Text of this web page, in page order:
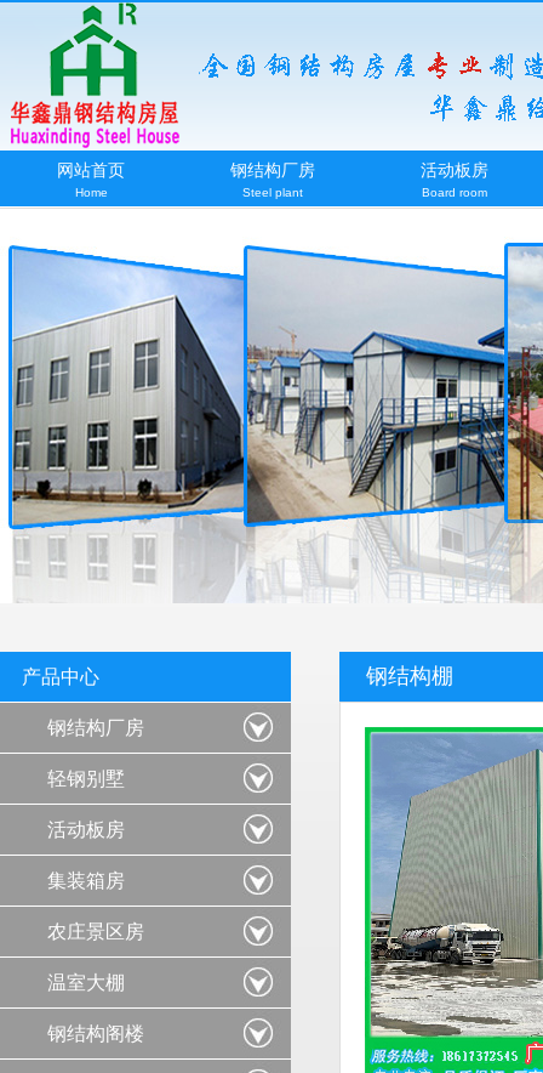
网站首页
Home
钢结构厂房
Steel plant
活动板房
Board room
钢结构棚
产品中心
钢结构厂房
轻钢别墅
活动板房
集装箱房
农庄景区房
温室大棚
钢结构阁楼